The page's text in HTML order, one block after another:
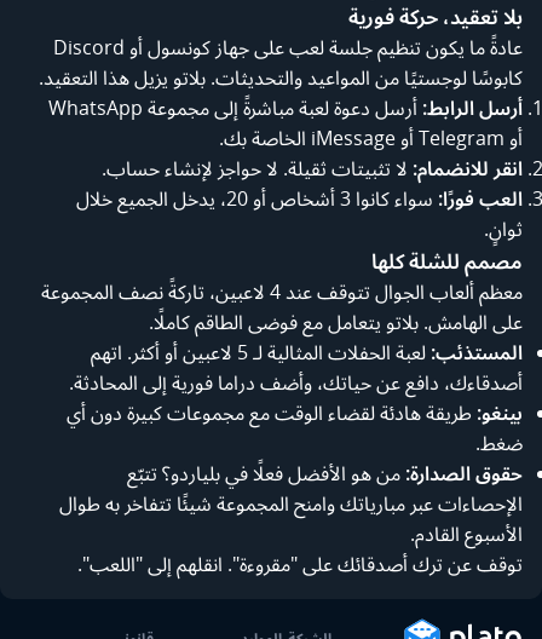
بلا تعقيد، حركة فورية
عادةً ما يكون تنظيم جلسة لعب على جهاز كونسول أو Discord
كابوسًا لوجستيًا من المواعيد والتحديثات. بلاتو يزيل هذا التعقيد.
أرسل الرابط:
أرسل دعوة لعبة مباشرةً إلى مجموعة WhatsApp
أو Telegram أو iMessage الخاصة بك.
انقر للانضمام: لا تثبيتات ثقيلة. لا حواجز لإنشاء حساب.
العب فورًا:
سواء كانوا 3 أشخاص أو 20، يدخل الجميع خلال
ثوانٍ.
مصمم للشلة كلها
معظم ألعاب الجوال تتوقف عند 4 لاعبين، تاركةً نصف المجموعة
على الهامش. بلاتو يتعامل مع فوضى الطاقم كاملًا.
المستذئب:
لعبة الحفلات المثالية لـ 5 لاعبين أو أكثر. اتهم
أصدقاءك، دافع عن حياتك، وأضف دراما فورية إلى المحادثة.
بينغو: طريقة هادئة لقضاء الوقت مع مجموعات كبيرة دون أي
ضغط.
حقوق الصدارة: من هو الأفضل فعلًا في بلياردو؟ تتبّع
الإحصاءات عبر مبارياتك وامنح المجموعة شيئًا تتفاخر به طوال
الأسبوع القادم.
توقف عن ترك أصدقائك على "مقروءة". انقلهم إلى "اللعب".